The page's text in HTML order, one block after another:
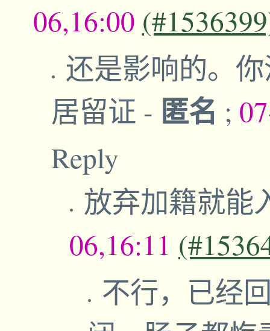
06,16:00
还是影响的。
居留证 - 匿名 ;
Reply
放弃加籍就能
06,16:11
不行，已经